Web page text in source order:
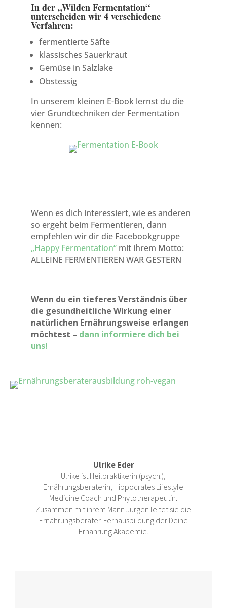
In der „Wilden Fermentation“
unterscheiden wir 4 verschiedene
Verfahren:
fermentierte Säfte
klassisches Sauerkraut
Gemüse in Salzlake
Obstessig
In unserem kleinen E-Book lernst du die
vier Grundtechniken der Fermentation
kennen:
Wenn es dich interessiert, wie es anderen
so ergeht beim Fermentieren, dann
empfehlen wir dir die Facebookgruppe
„Happy Fermentation“mit ihrem Motto:
ALLEINE FERMENTIEREN WAR GESTERN
Wenn du ein tieferes Verständnis über
die gesundheitliche Wirkung einer
natürlichen Ernährungsweise erlangen
möchtest – dann informiere dich bei
uns!
Ulrike Eder
Ulrike ist Heilpraktikerin (psych.),
Ernährungsberaterin, Hippocrates Lifestyle
Medicine Coach und Phytotherapeutin.
Zusammen mit ihrem Mann Jürgen leitet sie die
Ernährungsberater-Fernausbildung der Deine
Ernährung Akademie.